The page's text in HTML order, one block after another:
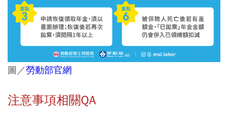
圖／勞動部官網
注意事項相關QA